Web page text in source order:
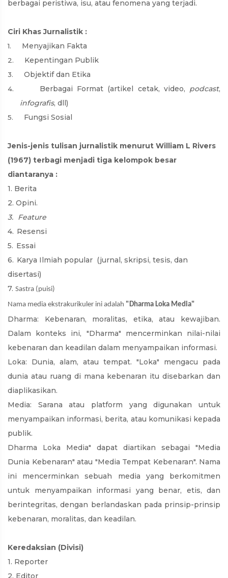
berbagai peristiwa, isu, atau fenomena yang terjadi.
Ciri Khas Jurnalistik :
1. Menyajikan Fakta
2. Kepentingan Publik
3. Objektif dan Etika
4. Berbagai Format (artikel cetak, video, podcast,
infografis, dll)
5. Fungsi Sosial
Jenis-jenis tulisan jurnalistik menurut William L Rivers
(1967) terbagi menjadi tiga kelompok besar
diantaranya :
1. Berita
2. Opini.
3. Feature
4. Resensi
5. Essai
6. Karya Ilmiah popular (jurnal, skripsi, tesis, dan
disertasi)
7. Sastra (puisi)
Nama media ekstrakurikuler ini adalah "Dharma Loka Media"
Dharma: Kebenaran, moralitas, etika, atau kewajiban.
Dalam konteks ini, "Dharma" mencerminkan nilai-nilai
kebenaran dan keadilan dalam menyampaikan informasi.
Loka: Dunia, alam, atau tempat. "Loka" mengacu pada
dunia atau ruang di mana kebenaran itu disebarkan dan
diaplikasikan.
Media: Sarana atau platform yang digunakan untuk
menyampaikan informasi, berita, atau komunikasi kepada
publik.
Dharma Loka Media" dapat diartikan sebagai "Media
Dunia Kebenaran" atau "Media Tempat Kebenaran". Nama
ini mencerminkan sebuah media yang berkomitmen
untuk menyampaikan informasi yang benar, etis, dan
berintegritas, dengan berlandaskan pada prinsip-prinsip
kebenaran, moralitas, dan keadilan.
Keredaksian (Divisi)
1. Reporter
2. Editor